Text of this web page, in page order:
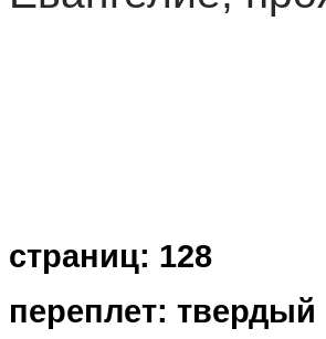
страниц: 128
переплет: твердый